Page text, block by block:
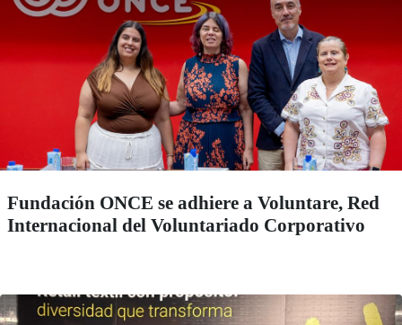
Fundación ONCE se adhiere a Voluntare, Red
Internacional del Voluntariado Corporativo